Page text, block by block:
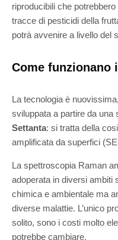
riproducibili che
tracce di pesticidi della
potrà avvenire a livello del
Come funzionano
La tecnologia è
sviluppata a partire da una
Settanta: si tratta della
amplificata da superfici
La spettroscopia Raman
adoperata in diversi ambiti
chimica e ambientale ma
diverse malattie. L’unico
solito, sono i costi molto
potrebbe cambiare.